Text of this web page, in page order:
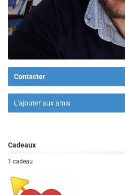
Contacter
L'ajouter aux amis
Cadeaux
1 cadeau